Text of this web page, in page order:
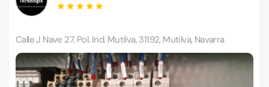
Calle J Nave 27, Pol. Ind. Mutilva, 31192, Mutilva, Navarra